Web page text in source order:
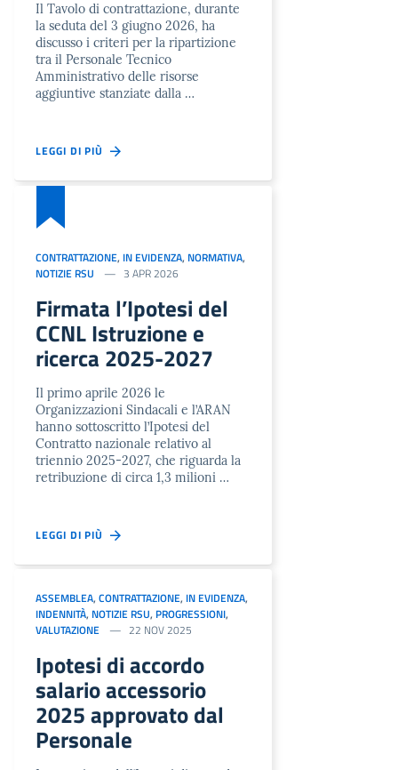
Il Tavolo di contrattazione, durante
la seduta del 3 giugno 2026, ha
discusso i criteri per la ripartizione
tra il Personale Tecnico
Amministrativo delle risorse
aggiuntive stanziate dalla …
LEGGI DI PIÙ
CONTRATTAZIONE, IN EVIDENZA, NORMATIVA,
NOTIZIE RSU
3 APR 2026
Firmata l’Ipotesi del
CCNL Istruzione e
ricerca 2025-2027
Il primo aprile 2026 le
Organizzazioni Sindacali e l’ARAN
hanno sottoscritto l’Ipotesi del
Contratto nazionale relativo al
triennio 2025-2027, che riguarda la
retribuzione di circa 1,3 milioni …
LEGGI DI PIÙ
ASSEMBLEA,CONTRATTAZIONE, IN EVIDENZA,
INDENNITÀ, NOTIZIE RSU, PROGRESSIONI,
VALUTAZIONE
22 NOV 2025
Ipotesi di accordo
salario accessorio
2025 approvato dal
Personale